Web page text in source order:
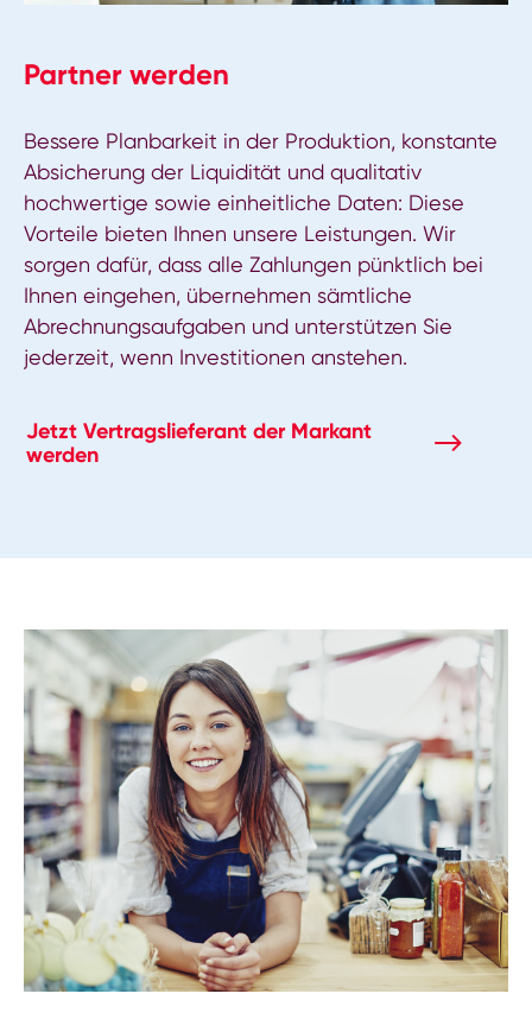
Partner werden
Bessere Planbarkeit in der Produktion, konstante
Absicherung der Liquidität und qualitativ
hochwertige sowie einheitliche Daten: Diese
Vorteile bieten Ihnen unsere Leistungen. Wir
sorgen dafür, dass alle Zahlungen pünktlich bei
Ihnen eingehen, übernehmen sämtliche
Abrechnungsaufgaben und unterstützen Sie
jederzeit, wenn Investitionen anstehen.
Jetzt Vertragslieferant der Markant
werden